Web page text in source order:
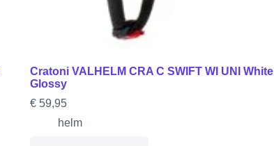
Cratoni VALHELM CRA C SWIFT WI UNI White
Glossy
€59,95
helm